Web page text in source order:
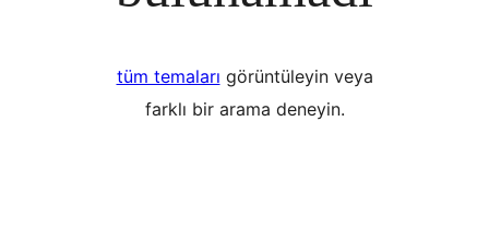
tüm temaları görüntüleyin veya
farklı bir arama deneyin.